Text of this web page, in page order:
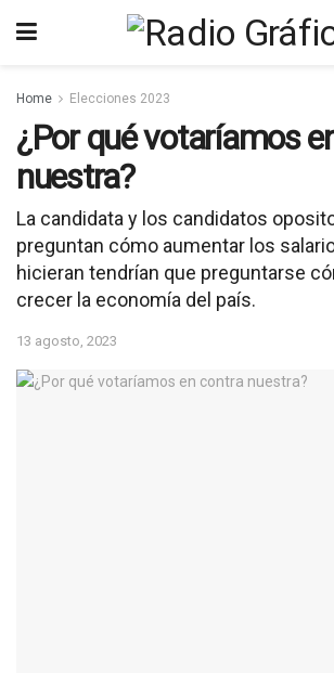
Home Elecciones 2023
¿Por qué votaríamos
nuestra?
La candidata y los candidatos
preguntan cómo aumentar los
hicieran tendrían que preguntarse
crecer la economía del país.
13 agosto, 2023